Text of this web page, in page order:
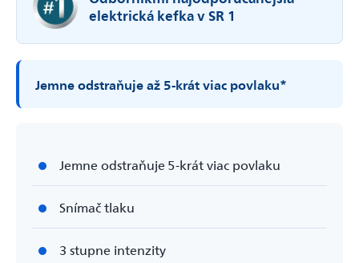
elektrická kefka v SR 1
Jemne odstraňuje až 5-­krát viac povlaku*
Jemne odstraňuje 5-­krát viac povlaku
Snímač tlaku
3 stupne intenzity